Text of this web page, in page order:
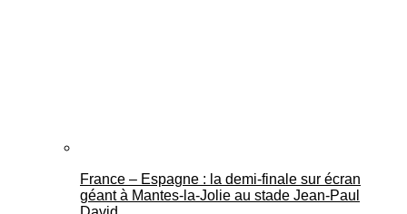
France – Espagne : la demi-finale sur écran
géant à Mantes-la-Jolie au stade Jean-Paul